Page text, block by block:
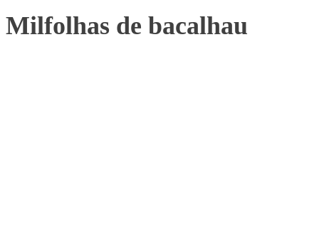
Milfolhas de bacalhau